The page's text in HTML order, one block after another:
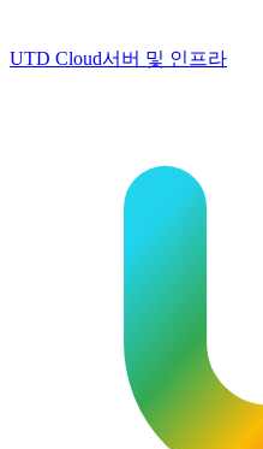
UTD Cloud서버 및 인프라